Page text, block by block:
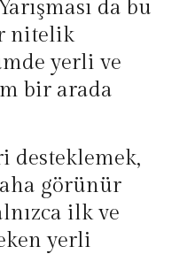
da bu
nitelik
yerli ve
bir arada
desteklemek,
görünür
ilk ve
yerli